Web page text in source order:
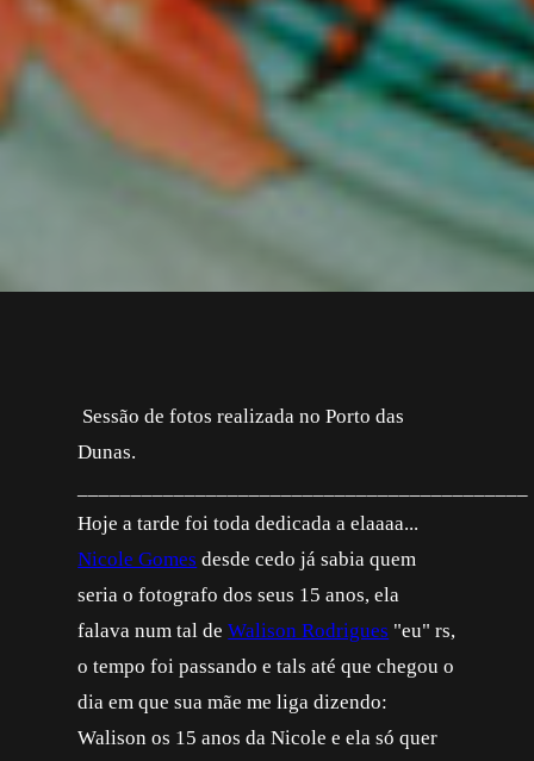
Sessão de fotos realizada no Porto das
Dunas.
Hoje a tarde foi toda dedicada a elaaaa...
Nicole Gomes desde cedo já sabia quem
seria o fotografo dos seus 15 anos, ela
falava num tal deWalison Rodrigues "eu" rs,
o tempo foi passando e tals até que chegou o
dia em que sua mãe me liga dizendo:
Walison os 15 anos da Nicole e ela só quer